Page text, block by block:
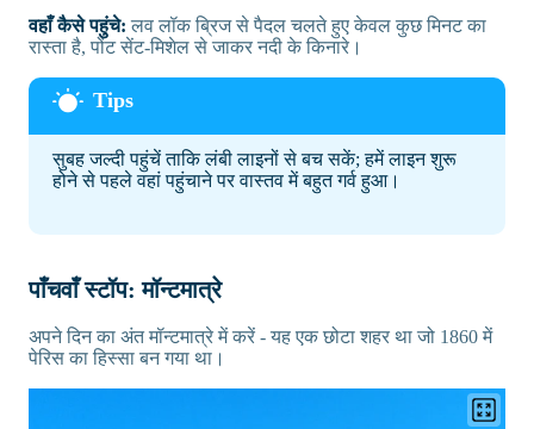
वहाँ कैसे पहुंचे:लव लॉक ब्रिज से पैदल चलते हुए केवल कुछ मिनट का
रास्ता है, पोंट सेंट-मिशेल से जाकर नदी के किनारे।
सुबह जल्दी पहुंचें ताकि लंबी लाइनों से बच सकें; हमें लाइन शुरू
होने से पहले वहां पहुंचाने पर वास्तव में बहुत गर्व हुआ।
पाँचवाँ स्टॉप: मॉन्टमात्रे
अपने दिन का अंत मॉन्टमात्रे में करें - यह एक छोटा शहर था जो 1860 में
पेरिस का हिस्सा बन गया था।